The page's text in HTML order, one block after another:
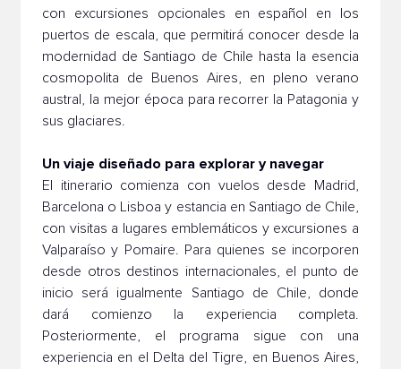
con excursiones opcionales en español en los
puertos de escala, que permitirá conocer desde la
modernidad de Santiago de Chile hasta la esencia
cosmopolita de Buenos Aires, en pleno verano
austral, la mejor época para recorrer la Patagonia y
sus glaciares.
Un viaje diseñado para explorar y navegar
El itinerario comienza con vuelos desde Madrid,
Barcelona o Lisboa y estancia en Santiago de Chile,
con visitas a lugares emblemáticos y excursiones a
Valparaíso y Pomaire. Para quienes se incorporen
desde otros destinos internacionales, el punto de
inicio será igualmente Santiago de Chile, donde
dará comienzo la experiencia completa.
Posteriormente, el programa sigue con una
experiencia en el Delta del Tigre, en Buenos Aires,